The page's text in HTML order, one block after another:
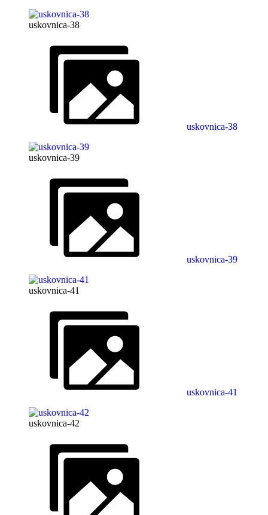
uskovnica-38
uskovnica-38
uskovnica-39
uskovnica-39
uskovnica-41
uskovnica-41
uskovnica-42